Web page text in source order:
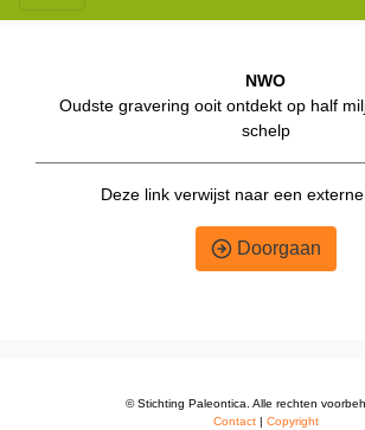
NWO
Oudste gravering ooit ontdekt op half
schelp
Deze link verwijst naar een
Doorgaan
© Stichting Paleontica. Alle rechten
Contact| Copyright